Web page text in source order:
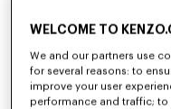
WELCOME TO
We and our partners use
for several reasons: to
improve your user
performance and traffic;